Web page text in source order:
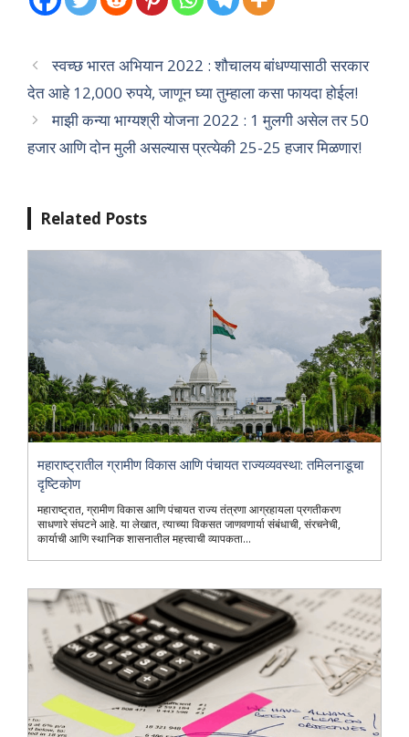
स्वच्छ भारत अभियान 2022 : शौचालय बांधण्यासाठी सरकार
देत आहे 12,000 रुपये, जाणून घ्या तुम्हाला कसा फायदा होईल!
माझी कन्या भाग्यश्री योजना 2022 : 1 मुलगी असेल तर 50
हजार आणि दोन मुली असल्यास प्रत्येकी 25-25 हजार मिळणार!
Related Posts
महाराष्ट्रातील ग्रामीण विकास आणि पंचायत राज्यव्यवस्था: तमिलनाडूचा
दृष्टिकोण
महाराष्ट्रात, ग्रामीण विकास आणि पंचायत राज्य तंत्रणा आग्रहायला प्रगतीकरण
साधणारे संघटने आहे. या लेखात, त्याच्या विकसत जाणवणार्या संबंधाची, संरचनेची,
कार्याची आणि स्थानिक शासनातील महत्त्वाची व्यापकता...